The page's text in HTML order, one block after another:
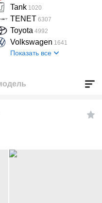
Tank 1020
TENET 6307
Toyota 4992
Volkswagen 1641
Показать все